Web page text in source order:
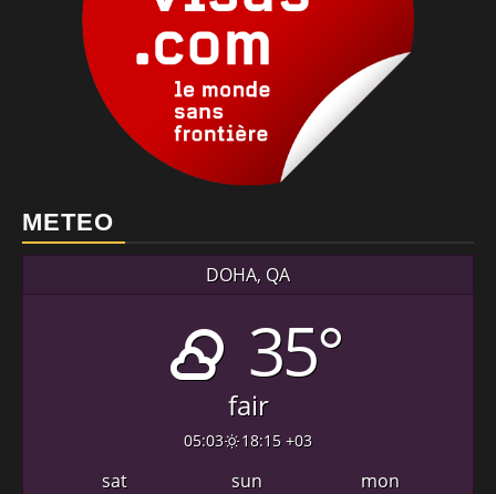
METEO
DOHA, QA
35°
fair
05:03 18:15 +03
sat sun mon